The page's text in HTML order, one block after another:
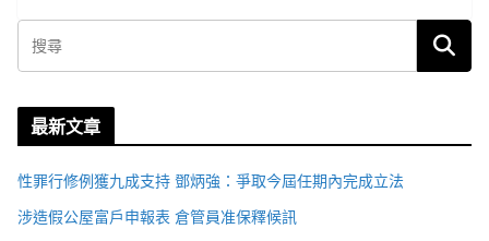
最新文章
性罪行修例獲九成支持 鄧炳強：爭取今屆任期內完成立法
涉造假公屋富戶申報表 倉管員准保釋候訊